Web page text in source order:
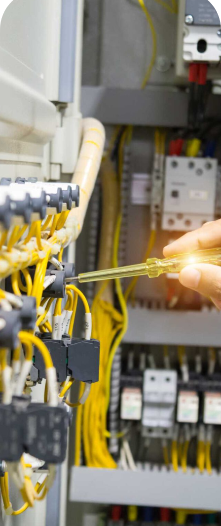
Elizan Elektrik
Hızlı Linkler
Anasayfa
Hakkımızda
Ürünler
İletişim
Hızlı Linkler
Eurowest
Sertifikalarımız
e-Katalog
Ürün Grupları
Triodler
İzoleli Kablo Yüksükleri ve
Terminalleri
Kondansatör
Parafudlar
Buton & Ledli Sinyaller
Switchler
Bizi Takip Edin